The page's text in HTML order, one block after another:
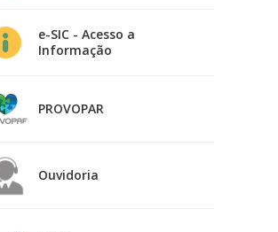
e-SIC - Acesso a
Informação
PROVOPAR
Ouvidoria